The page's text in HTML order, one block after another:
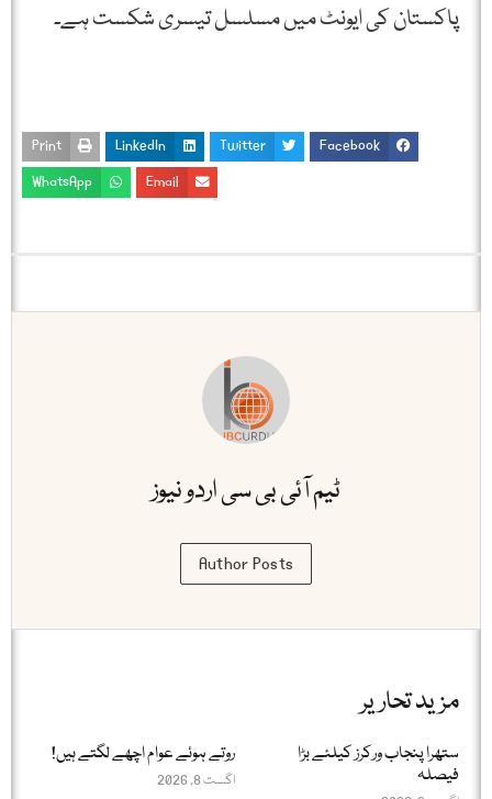
پاکستان کی ایونٹ میں مسلسل تیسری شکست ہے۔
Facebook
Twitter
LinkedIn
Print
Email
WhatsApp
ٹیم آئی بی سی اردو نیوز
Author Posts
مزید تحاریر
ستھرا پنجاب ورکرز کیلئے بڑا
فیصلہ
روتے ہوئے عوام اچھے لگتے ہیں!
اگست 8, 2026